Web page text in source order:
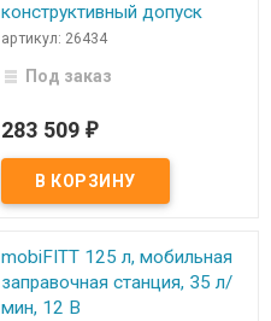
конструктивный допуск
артикул: 26434
Под заказ
283 509 ₽
mobiFITT 125 л, мобильная
заправочная станция, 35 л/
мин, 12 В